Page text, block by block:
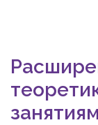
занятиям